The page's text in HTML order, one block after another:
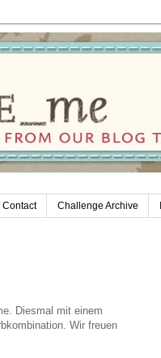
Contact Challenge Archive
Diesmal mit einem
Wir freuen